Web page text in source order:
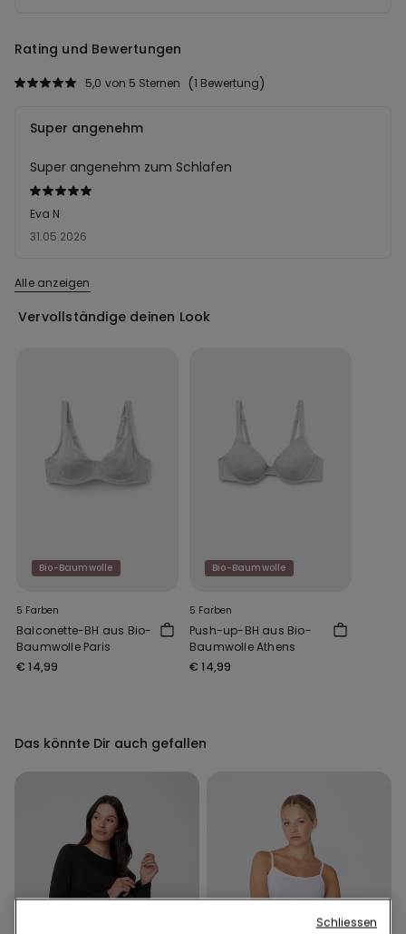
Rating und Bewertungen
1 Bewertung
5,0 von 5 Sternen
Mit
5
von
31.05.2026
Eva N
Super angenehm
Super angenehm zum Schlafen
Alle anzeigen
Vervollständige deinen Look
Bio-Baumwolle
5 Farben
Balconette-BH aus Bio-
Baumwolle Paris
€ 14,99
Bio-Baumwolle
5 Farben
Push-up-BH aus Bio-
Baumwolle Athens
€ 14,99
Das könnte Dir auch gefallen
Schliessen